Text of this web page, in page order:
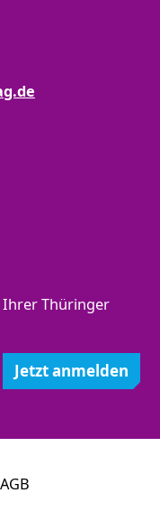
Ihrer Thüringer
Jetzt anmelden
AGB